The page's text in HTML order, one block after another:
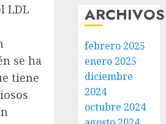
LDL
se ha
tiene
ARCHIVOS
febrero 2025
enero 2025
diciembre
2024
octubre 2024